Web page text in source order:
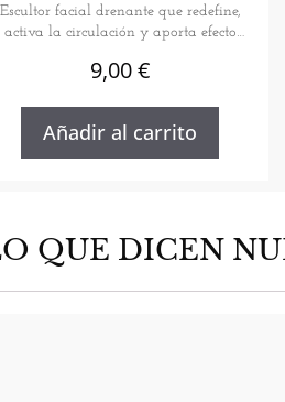
Escultor facial drenante que redefine,
activa la circulación y aporta efecto
9,00€
Añadir al carrito
QUE DICEN